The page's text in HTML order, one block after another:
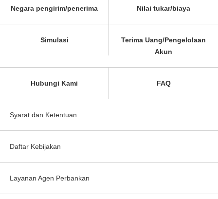
Negara pengirim/penerima Nilai tukar/biaya
Simulasi
Terima Uang/Pengelolaan
Akun
Hubungi Kami FAQ
Syarat dan Ketentuan
Daftar Kebijakan
Layanan Agen Perbankan